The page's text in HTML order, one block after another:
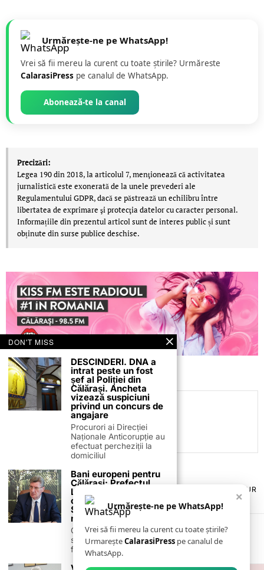
Urmărește-ne pe WhatsApp!
Vrei să fii mereu la curent cu toate știrile? Urmăreste
CalarasiPress pe canalul de WhatsApp.
Abonează-te la canal
Precizări:
Legea 190 din 2018, la articolul 7, menţionează că activitatea
jurnalistică este exonerată de la unele prevederi ale
Regulamentului GDPR, dacă se păstrează un echilibru între
libertatea de exprimare şi protecţia datelor cu caracter personal.
Informațiile din prezentul articol sunt de interes public și sunt
obținute din surse publice deschise.
C.C
TERMENI ȘI CONDIȚII
POLITICA DE ANULARE & RETUR
PUBLICITATE ONLINE & TIPĂRITĂ
CONTACT
ZIARUL ANUNȚUL CĂLĂRĂȘEAN
×
Urmărește-ne pe WhatsApp!
Vrei să fii mereu la curent cu toate știrile?
UrmareșteCalarasiPress pe canalul de
WhatsApp.
DON'T MISS
DESCINDERI. DNA a
intrat peste un fost
șef al Poliției din
Călărași. Ancheta
vizează suspiciuni
privind un concurs de
angajare
Procurori ai Direcției
Naționale Anticorupție au
efectuat percheziții la
domiciliul
Bani europeni pentru
Călărași: Prefectul
Laurențiu State anunță
colaborarea cu ADR
Sud-Muntenia pentru
noi finanțări
Călărașul se pregătește
să intre pe harta
finanțărilor europene, cu